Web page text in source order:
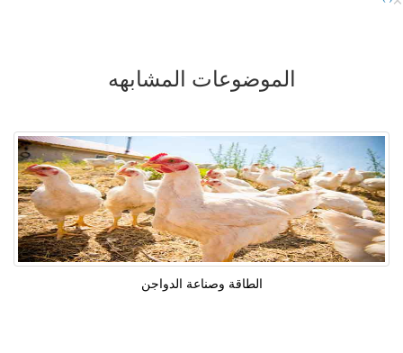
الموضوعات المشابهه
الطاقة وصناعة الدواجن